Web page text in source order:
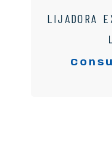
LIJADORA